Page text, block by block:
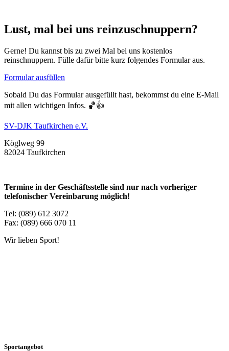
Lust, mal bei uns reinzuschnuppern?
Gerne! Du kannst bis zu zwei Mal bei uns kostenlos
reinschnuppern. Fülle dafür bitte kurz folgendes Formular aus.
Formular ausfüllen
Sobald Du das Formular ausgefüllt hast, bekommst du eine E-Mail
mit allen wichtigen Infos. 🏀👍
SV-DJK Taufkirchen e.V.
Köglweg 99
82024 Taufkirchen
Termine in der Geschäftsstelle sind nur nach vorheriger
telefonischer Vereinbarung möglich!
Tel: (089) 612 3072
Fax: (089) 666 070 11
Wir lieben Sport!
Sportangebot